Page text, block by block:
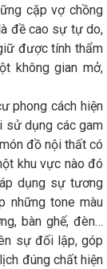
cặp vợ chồng
đề cao sự tự do,
được tính thẩm
không gian mở,
phong cách hiện
sử dụng các gam
đồ nội thất có
khu vực nào đó
dụng sự tương
những tone màu
bàn ghế, đèn…
sự đối lập, góp
đúng chất hiện